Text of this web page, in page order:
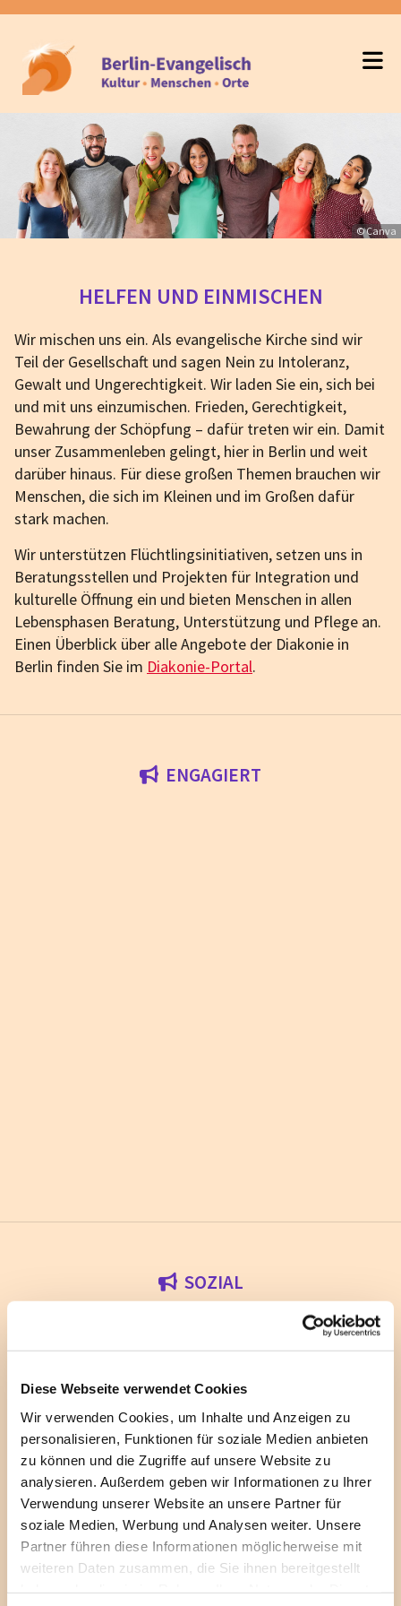
Diese Webseite verwendet Cookies
Wir verwenden Cookies, um Inhalte und Anzeigen zu
personalisieren, Funktionen für soziale Medien anbieten
zu können und die Zugriffe auf unsere Website zu
analysieren. Außerdem geben wir Informationen zu Ihrer
Verwendung unserer Website an unsere Partner für
soziale Medien, Werbung und Analysen weiter. Unsere
Partner führen diese Informationen möglicherweise mit
weiteren Daten zusammen, die Sie ihnen bereitgestellt
© Canva
HELFEN UND EINMISCHEN
Wir mischen uns ein. Als evangelische Kirche sind wir
Teil der Gesellschaft und sagen Nein zu Intoleranz,
Gewalt und Ungerechtigkeit. Wir laden Sie ein, sich bei
und mit uns einzumischen. Frieden, Gerechtigkeit,
Bewahrung der Schöpfung – dafür treten wir ein. Damit
unser Zusammenleben gelingt, hier in Berlin und weit
darüber hinaus. Für diese großen Themen brauchen wir
Menschen, die sich im Kleinen und im Großen dafür
stark machen.
Wir unterstützen Flüchtlingsinitiativen, setzen uns in
Beratungsstellen und Projekten für Integration und
kulturelle Öffnung ein und bieten Menschen in allen
Lebensphasen Beratung, Unterstützung und Pflege an.
Einen Überblick über alle Angebote der Diakonie in
Berlin finden Sie im Diakonie-Portal.
 ENGAGIERT
SOZIAL